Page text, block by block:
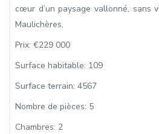
cœur d’un paysage vallonné, sans
Maulichères,
Prix: €229 000
Surface habitable: 109
Surface terrain: 4567
Nombre de pièces: 5
Chambres: 2